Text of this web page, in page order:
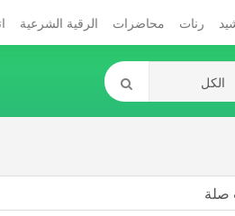
رنات محاضرات الرقية الشرعية
صلة